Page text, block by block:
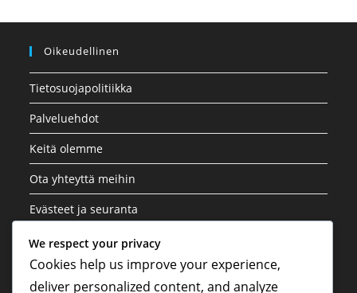
Oikeudellinen
Tietosuojapolitiikka
Palveluehdot
Keitä olemme
Ota yhteyttä meihin
Evästeet ja seuranta
Kategoriat
We respect your privacy
Cookies help us improve your experience,
deliver personalized content, and analyze